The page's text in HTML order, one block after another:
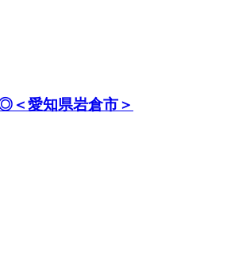
＜愛知県岩倉市＞